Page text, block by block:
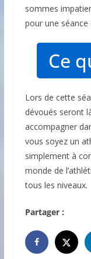
sommes
pour une
Ce
Lors de cette
dévoués seront
accompagner
vous soyez un
simplement à
monde de
tous les niveaux.
Partager :